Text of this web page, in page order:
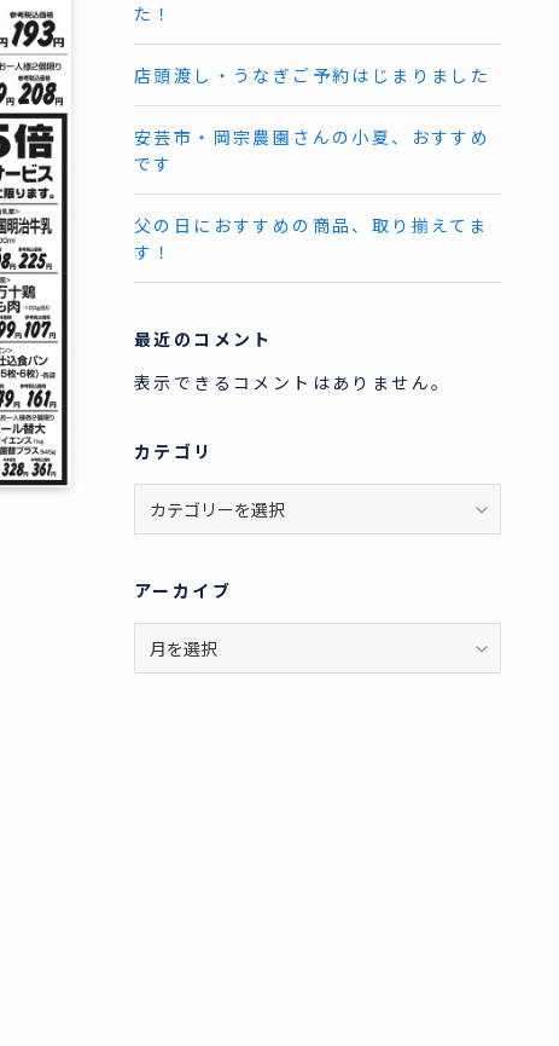
た！
店頭渡し・うなぎご予約はじまりました
安芸市・岡宗農園さんの小夏、おすすめ
です
父の日におすすめの商品、取り揃えてま
す！
最近のコメント
表示できるコメントはありません。
カテゴリ
テ
アーカイブ
ー